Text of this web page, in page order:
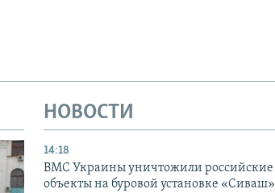
НОВОСТИ
14:18
ВМС Украины уничтожили российские
объекты на буровой установке «Сиваш»